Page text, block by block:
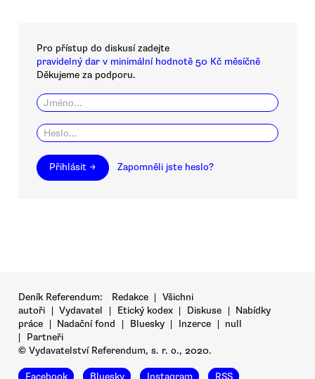
Pro přístup do diskusí zadejte
pravidelný dar v minimální hodnotě 50 Kč měsíčně
Děkujeme za podporu.
Přihlásit → Zapomněli jste heslo?
Deník Referendum: Redakce | Všichni
autoři | Vydavatel | Etický kodex | Diskuse | Nabídky
práce | Nadační fond | Bluesky | Inzerce | null
|
Partneři
© Vydavatelství Referendum, s. r. o., 2020.
Facebook Bluesky Instagram RSS